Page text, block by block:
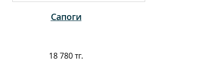
Сапоги
18 780 тг.